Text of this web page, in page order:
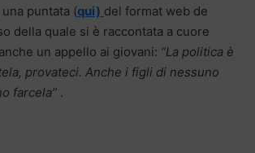
una puntata (qui) del format web de
della quale si è raccontata a cuore
un appello ai giovani: “La politica è
provateci. Anche i figli di nessuno
farcela” .